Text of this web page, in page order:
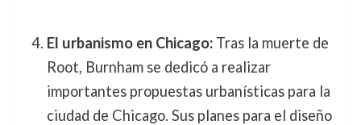
El urbanismo en Chicago:Tras la muerte de
Root, Burnham se dedicó a realizar
importantes propuestas urbanísticas para la
ciudad de Chicago. Sus planes para el diseño